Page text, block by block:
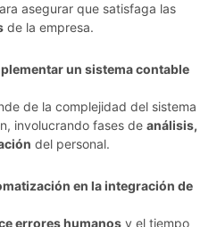
asegurar que satisfaga las
de la empresa.
un sistema contable
de la complejidad del sistema
involucrando fases de análisis,
del personal.
en la integración de
errores humanos y el tiempo